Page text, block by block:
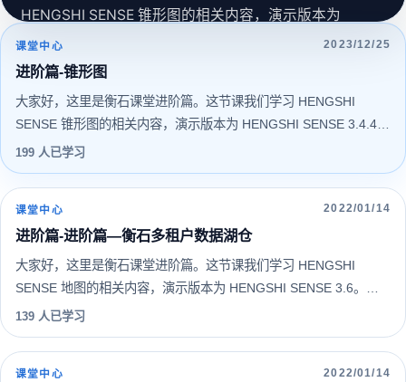
HENGSHI SENSE 锥形图的相关内容，演示版本为
HENGSHI SENSE 3.4.4。希望您能通过系统的学习更好
地认识和使用 HENGSHI SENSE。
199 人已学习2023/12/25
139 人已学习2022/01/14
211 人已学习2022/01/14
216 人已学习2022/01/14
179 人已学习2022/01/14
课堂中心 2023/12/25
进阶篇-锥形图
大家好，这里是衡石课堂进阶篇。这节课我们学习 HENGSHI
SENSE 锥形图的相关内容，演示版本为 HENGSHI SENSE 3.4.4。
希望您能通过系统的学习更好地认识和使用 HENGSHI SENSE。
199 人已学习
课堂中心 2022/01/14
进阶篇-进阶篇—衡石多租户数据湖仓
大家好，这里是衡石课堂进阶篇。这节课我们学习 HENGSHI
SENSE 地图的相关内容，演示版本为 HENGSHI SENSE 3.6。希
望您能通过系统的学习更好地认识和使用 HENGSHI SENSE。
139 人已学习
课堂中心 2022/01/14